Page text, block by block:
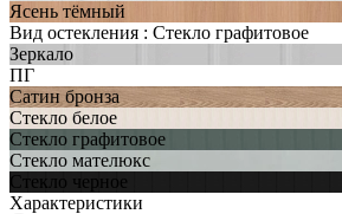
Ясень тёмный
Вид остекления : Стекло графитовое
Зеркало
ПГ
Сатин бронза
Стекло белое
Стекло графитовое
Стекло мателюкс
Стекло черное
Характеристики